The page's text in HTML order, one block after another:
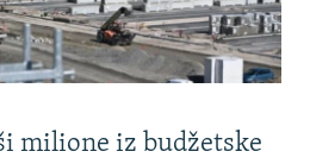
milione iz budžetske